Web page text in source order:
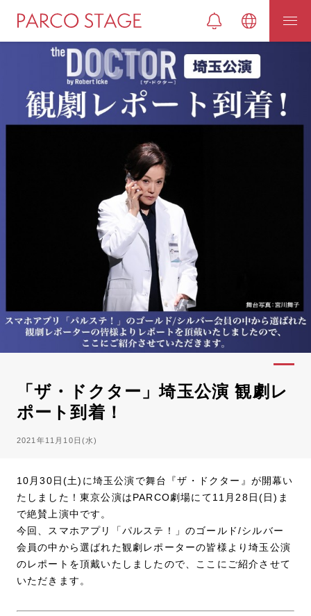
「ザ・ドクター」埼玉公演 観劇レ
ポート到着！
2021年11月10日(水)
10月30日(土)に埼玉公演で舞台『ザ・ドクター』が開幕い
たしました！東京公演はPARCO劇場にて11月28日(日)ま
で絶賛上演中です。
今回、スマホアプリ「パルステ！」のゴールド/シルバー
会員の中から選ばれた観劇レポーターの皆様より埼玉公演
のレポートを頂戴いたしましたので、ここにご紹介させて
いただきます。